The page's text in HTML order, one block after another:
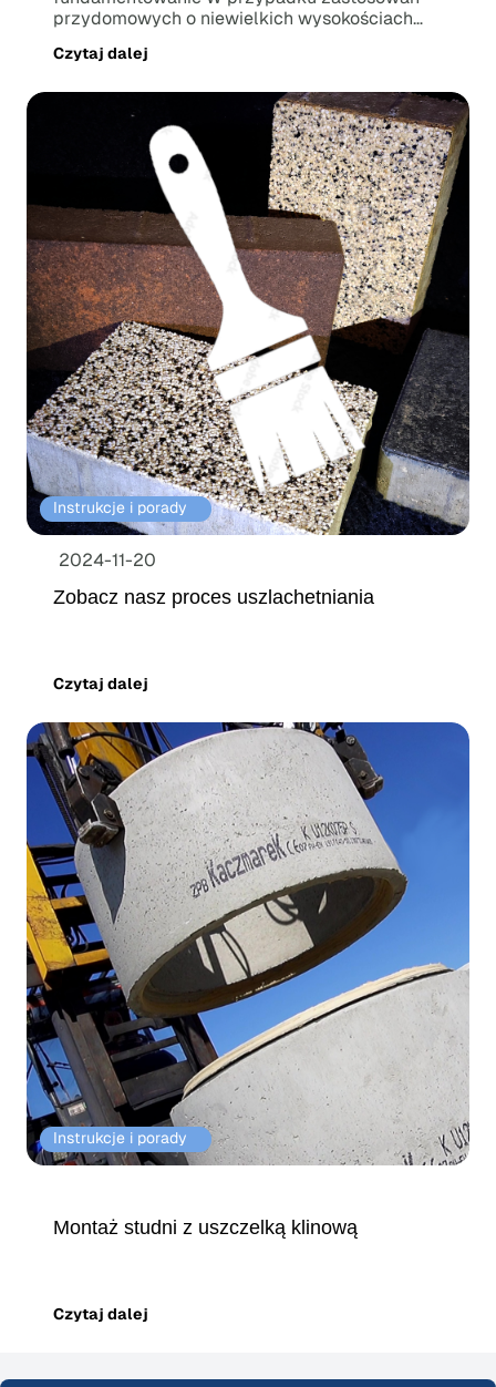
przydomowych o niewielkich wysokościach
Czytaj dalej
Instrukcje i porady⠀
2024-11-20
Zobacz nasz proces uszlachetniania
Czytaj dalej
Instrukcje i porady⠀
Montaż studni z uszczelką klinową
Czytaj dalej